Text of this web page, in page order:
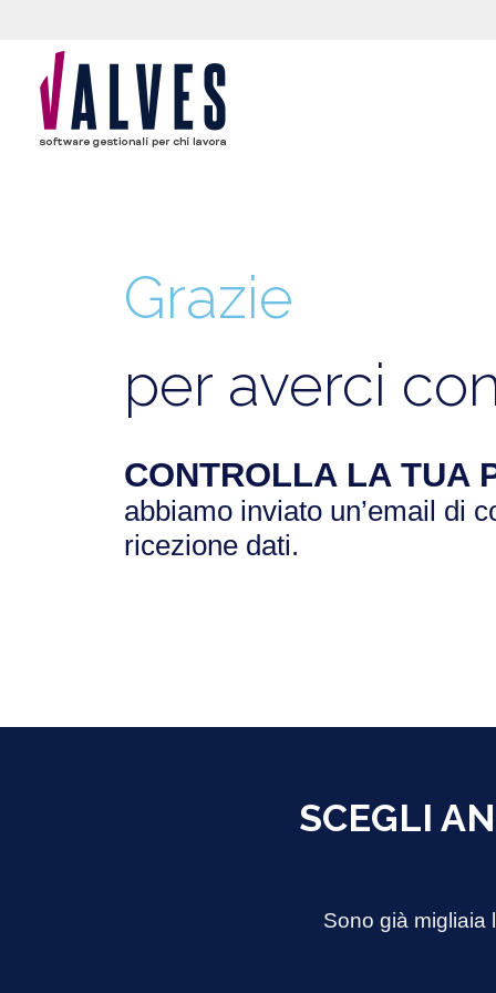
Grazie
per averci
CONTROLLA LA TUA
abbiamo inviato un’email di
ricezione dati.
SCEGLI
Sono già migliaia